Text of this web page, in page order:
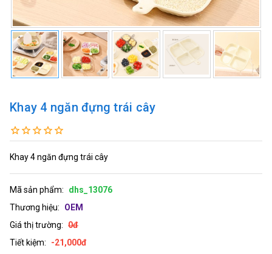
Khay 4 ngăn đựng trái cây
Khay 4 ngăn đựng trái cây
Mã sản phẩm:
dhs_13076
Thương hiệu:
OEM
Giá thị trường: 0đ
Tiết kiệm:
-21,000đ